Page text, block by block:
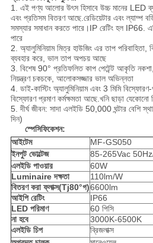
1. এই পণ্য আলোর উৎস হিসাবে উচ্চ মানের LED
এবং প্রতিসম বিতরণ আছে.রেডিয়েটার এবং ল্যাম্প
সমস্যার সমাধান করতে পারে।IP রেটিং হল IP66.
পারে
2. অ্যালুমিনিয়াম মিত্র হাউজিং এর তাপ
ব্যবহার করে, ভাল তাপ অপচয় আছে
3. বিশেষ 90° প্রতিফলিত কাপ পেটেন্ট আকৃতি
নিয়ন্ত্রণ চকচকে, আলোকসজ্জার ভাল অভিন্নতা
4. ডাই-কাস্টিং অ্যালুমিনিয়াম এবং 3 মিমি
বিস্ফোরণ প্রমাণ কর্মক্ষমতা আছে.খনি ছাড়া যেকোনো
5. দীর্ঘ জীবন: সাদা এলইডি 50,000 ঘন্টার বেশি
দিন)
স্পেসিফিকেশন:
আইটেম
MF-GS050
ইনপুট ভোল্টেজ
85-265Vac
এলইডি পাওয়ার
60W
Luminaire দক্ষতা
110lm/W
বিতরণ করা ফ্লাক্স(Tj80°গ)6600lm
আইপি রেটিং
IP66
LED পরিমাণ
60 পিসি
না হবে
3000K-6500K
এলইডি চিপ
ব্রিজলাক্স